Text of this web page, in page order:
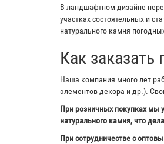
В ландшафтном дизайне
участках состоятельных и
натурального камня
Как
Наша компания много лет
элементов декора и др.).
При розничных покупках мы
натурального камня, что
При сотрудничестве с